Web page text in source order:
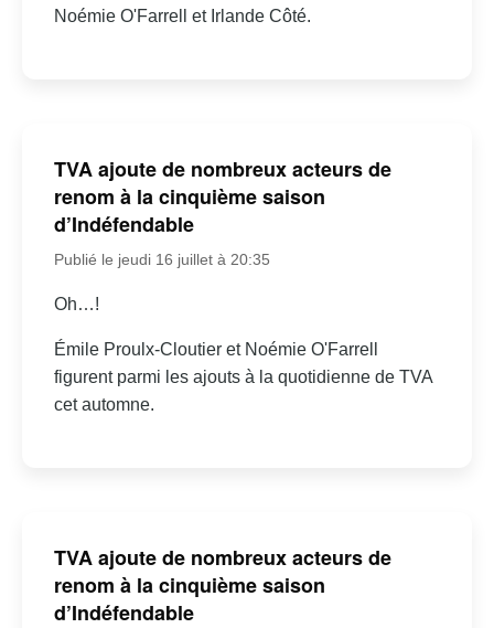
Noémie O'Farrell et Irlande Côté.
TVA ajoute de nombreux acteurs de
renom à la cinquième saison
d’Indéfendable
Publié le jeudi 16 juillet à 20:35
Oh…!
Émile Proulx-Cloutier et Noémie O'Farrell
figurent parmi les ajouts à la quotidienne de TVA
cet automne.
TVA ajoute de nombreux acteurs de
renom à la cinquième saison
d’Indéfendable